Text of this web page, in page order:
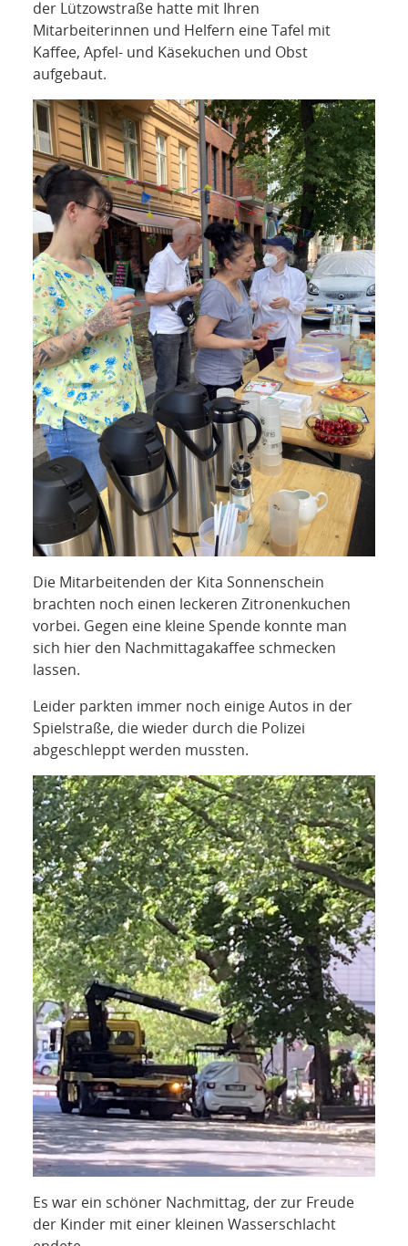
der Lützowstraße hatte mit Ihren
Mitarbeiterinnen und Helfern eine Tafel mit
Kaffee, Apfel- und Käsekuchen und Obst
aufgebaut.
Die Mitarbeitenden der Kita Sonnenschein
brachten noch einen leckeren Zitronenkuchen
vorbei. Gegen eine kleine Spende konnte man
sich hier den Nachmittagakaffee schmecken
lassen.
Leider parkten immer noch einige Autos in der
Spielstraße, die wieder durch die Polizei
abgeschleppt werden mussten.
Es war ein schöner Nachmittag, der zur Freude
der Kinder mit einer kleinen Wasserschlacht